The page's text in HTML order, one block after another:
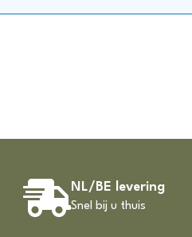
NL/BE levering
Snel bij u thuis